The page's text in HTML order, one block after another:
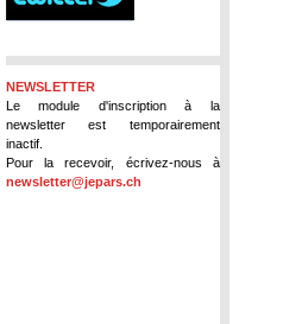
NEWSLETTER
Le module d'inscription à la
newsletter est temporairement
inactif.
Pour la recevoir, écrivez-nous à
newsletter@jepars.ch